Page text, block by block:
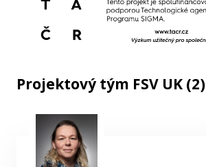
Projektový tým FSV UK (2)